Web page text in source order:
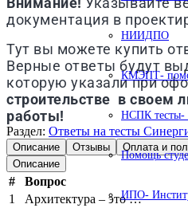
НИИДПО
КМЭПТ-
НСПК тесты-
Помощь
ИПО-
документация в
Тут вы можете купить
Верные ответы будут
которую указали при
строительстве в своем
работы!
Раздел: Ответы на тесты
Описание Отзывы
Оплата и
Описание
#
Вопрос
1
Архитектура – это …